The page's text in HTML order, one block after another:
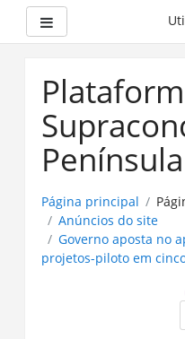
principal
Página principal
Anúncios do site
Governo aposta no
projetos-piloto em